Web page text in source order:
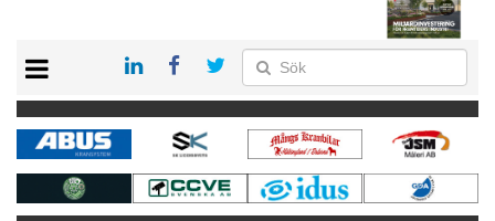
KONTAKT
VÅRA ANDRA MAGASIN
PRENUMERERA
ANNONSERA